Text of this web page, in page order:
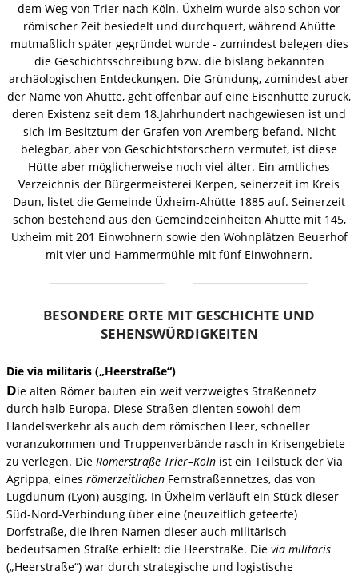
dem Weg von Trier nach Köln. Üxheim wurde also schon vor
römischer Zeit besiedelt und durchquert, während Ahütte
mutmaßlich später gegründet wurde - zumindest belegen dies
die Geschichtsschreibung bzw. die bislang bekannten
archäologischen Entdeckungen. Die Gründung, zumindest aber
der Name von Ahütte, geht offenbar auf eine Eisenhütte zurück,
deren Existenz seit dem 18.Jahrhundert nachgewiesen ist und
sich im Besitztum der Grafen von Aremberg befand. Nicht
belegbar, aber von Geschichtsforschern vermutet, ist diese
Hütte aber möglicherweise noch viel älter. Ein amtliches
Verzeichnis der Bürgermeisterei Kerpen, seinerzeit im Kreis
Daun, listet die Gemeinde Üxheim-Ahütte 1885 auf. Seinerzeit
schon bestehend aus den Gemeindeeinheiten Ahütte mit 145,
Üxheim mit 201 Einwohnern sowie den Wohnplätzen Beuerhof
mit vier und Hammermühle mit fünf Einwohnern.
BESONDERE ORTE MIT GESCHICHTE UND
SEHENSWÜRDIGKEITEN
Die via militaris („Heerstraße“)
Die alten Römer bauten ein weit verzweigtes Straßennetz
durch halb Europa. Diese Straßen dienten sowohl dem
Handelsverkehr als auch dem römischen Heer, schneller
voranzukommen und Truppenverbände rasch in Krisengebiete
zu verlegen. Die Römerstraße Trier–Köln ist ein Teilstück der Via
Agrippa, eines römerzeitlichen Fernstraßennetzes, das von
Lugdunum (Lyon) ausging. In Üxheim verläuft ein Stück dieser
Süd-Nord-Verbindung über eine (neuzeitlich geteerte)
Dorfstraße, die ihren Namen dieser auch militärisch
bedeutsamen Straße erhielt: die Heerstraße. Die via militaris
(„Heerstraße“) war durch strategische und logistische